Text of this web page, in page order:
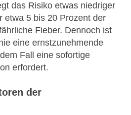
das Risiko etwas niedriger
etwa 5 bis 20 Prozent der
Fieber. Dennoch ist
eine ernstzunehmende
Fall eine sofortige
erfordert.
der